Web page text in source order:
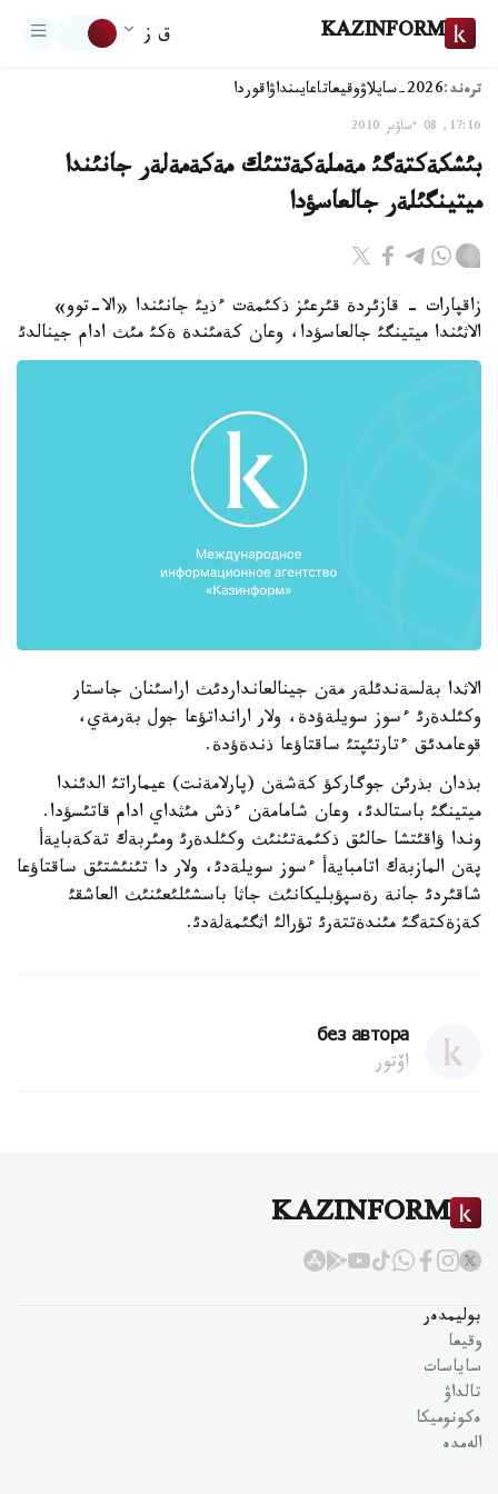
KAZINFORM ق ز
ترەند:2026-سايلاۋ وقيعاتاعايىنداۋاقوردا
17:16, 08 ءساۋىر 2010
بئشكةكتةگئ مةملةكةتتئك مةكةمةلةر جانئندا
ميتينگئلةر جالعاسؤدا
زاقپارات - قازئردة قئرعئز ذكئمةت ءذيئ جانئندا «الا-توو»
الاثئندا ميتينگئ جالعاسؤدا، وعان كةمئندة ةكئ مئث ادام جينالدئ
الاثدا بةلسةندئلةر مةن جينالعانداردئث اراسئنان جاستار
وكئلدةرئ ءسوز سويلةؤدة، ولار ارانداتؤعا جول بةرمةي،
قوعامدئق ءتارتئپتئ ساقتاؤعا ذندةؤدة.
بذدان بذرئن جوگاركؤ كةشةن (پارلامةنت) عيماراتئ الدئندا
ميتينگئ باستالدئ، وعان شامامةن ءذش مئثداي ادام قاتئسؤدا.
وندا ؤاقئتشا حالئق ذكئمةتئنئث وكئلدةرئ ومئربةك تةكةبايةأ
پةن المازبةك اتامبايةأ ءسوز سويلةدئ، ولار دا تئنئشتئق ساقتاؤعا
شاقئردئ جانة رةسپؤبليكانئث جاثا باسشئلئعئنئث العاشقئ
كةزةكتةگئ مئندةتتةرئ تؤرالئ اثگئمةلةدئ.
без автора
اۆتور
KAZINFORM
بوليمدەر
وقيعا
ساياسات
تالداۋ
ەكونوميكا
الەمدە